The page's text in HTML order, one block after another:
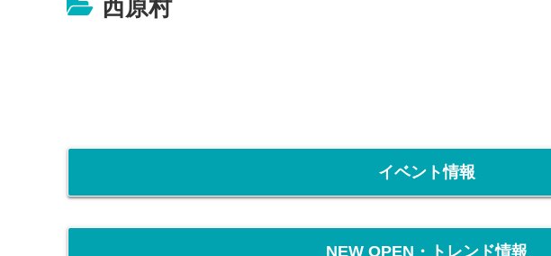
西原村
イベント情報
NEW OPEN・トレンド情報